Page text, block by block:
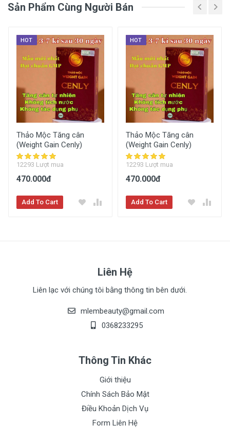
Xem Chi Tiết Mô Tả Sản Phẩm
Sản Phẩm Cùng Người Bán
HOT
Thảo Mộc Tăng cân
(Weight Gain Cenly)
12293 Lượt mua
470.000đ
Add To Cart
HOT
Thảo Mộc Tăng cân
(Weight Gain Cenly)
12293 Lượt mua
470.000đ
Add To Cart
Liên Hệ
Liên lạc với chúng tôi bằng thông tin bên dưới.
mlembeauty@gmail.com
0368233295
Thông Tin Khác
Giới thiệu
Chính Sách Bảo Mật
Điều Khoản Dịch Vụ
Form Liên Hệ